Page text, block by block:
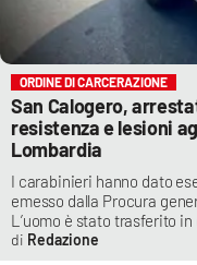
ORDINE DI CARCERAZIONE
San Calogero,
resistenza e lesioni
Lombardia
I carabinieri hanno dato
emesso dalla Procura
L’uomo è stato trasferito
Redazione